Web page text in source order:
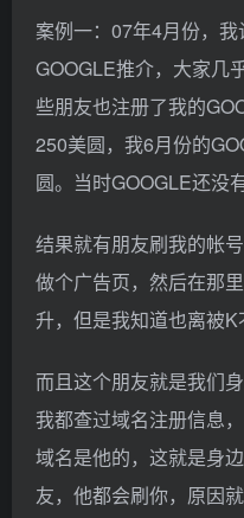
案例一：07年4月份，
GOOGLE推介，大家几
些朋友也注册了我的
250美圆，我6月份的
圆。当时GOOGLE还没
结果就有朋友刷我的帐
做个广告页，然后在那
升，但是我知道也离被K
而且这个朋友就是我们
我都查过域名注册信息
域名是他的，这就是身
友，他都会刷你，原因